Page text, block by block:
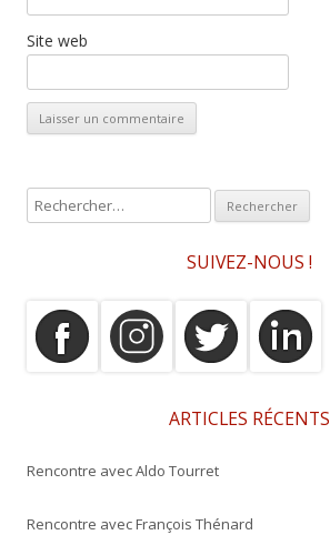
Site web
e
SUIVEZ-NOUS !
ARTICLES RÉCENTS
Rencontre avec Aldo Tourret
Rencontre avec François Thénard